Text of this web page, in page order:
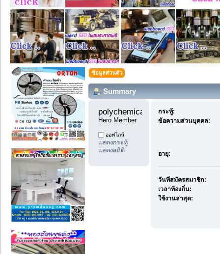
ข้อมูลส่วนตัว
Summary
polychemicals12
Hero Member
ออฟไลน์
แสดงกระทู้
แสดงสถิติ
กระทู้:
ข้อความส่วนบุคคล:
อายุ:
วันที่สมัครสมาชิก:
เวลาท้องถิ่น:
ใช้งานล่าสุด: